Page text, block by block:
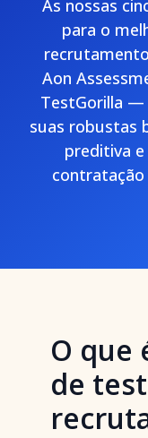
As nossas
para o
Aon
TestGorilla —
suas robustas
preditiva
O que
de